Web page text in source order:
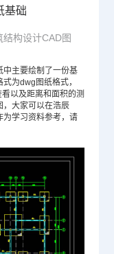
基础
结构设计CAD图
中主要绘制了一份基
为dwg图纸格式，
以及距离和面积的测
，大家可以在浩辰
学习资料参考，请